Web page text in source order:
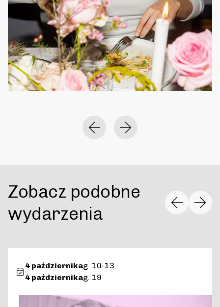
Zobacz podobne
wydarzenia
4 październikag. 10-13
4 październikag. 19